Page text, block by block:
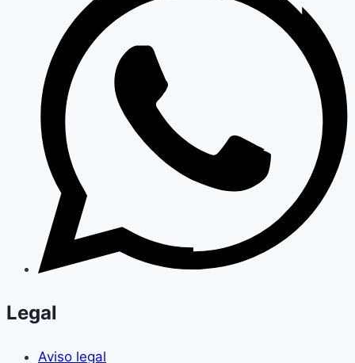
Legal
Aviso legal